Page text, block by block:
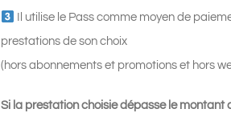
Il utilise le Pass comme moyen de
prestations de son choix
(hors abonnements et promotions et hors
Si la prestation choisie dépasse le